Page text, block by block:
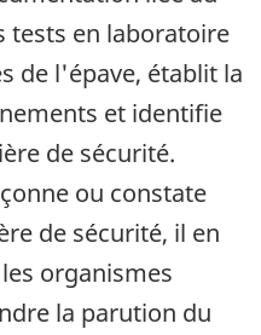
tests en laboratoire
de l'épave, établit la
et identifie
de sécurité.
ou constate
de sécurité, il en
organismes
la parution du